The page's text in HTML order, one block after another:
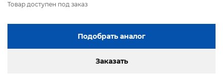
Товар доступен под заказ
Подобрать аналог
Заказать